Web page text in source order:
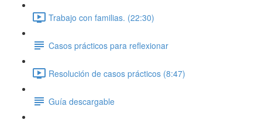
Trabajo con familias. (22:30)
Casos prácticos para reflexionar
Resolución de casos prácticos (8:47)
Guía descargable